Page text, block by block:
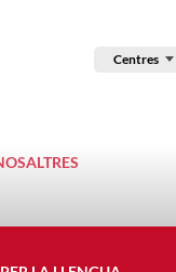
Centres